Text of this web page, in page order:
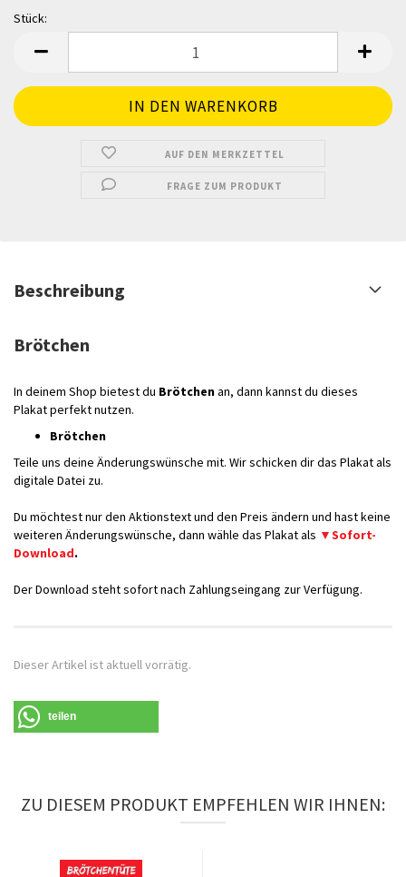
Stück:
AUF DEN MERKZETTEL
FRAGE ZUM PRODUKT
Beschreibung
Brötchen
In deinem Shop bietest du Brötchenan, dann kannst du dieses
Plakat perfekt nutzen.
Brötchen
Teile uns deine Änderungswünsche mit. Wir schicken dir das Plakat als
digitale Datei zu.
Du möchtest nur den Aktionstext und den Preis ändern und hast keine
weiteren Änderungswünsche, dann wähle das Plakat als ▼Sofort-
Download.
Der Download steht sofort nach Zahlungseingang zur Verfügung.
Dieser Artikel ist aktuell vorrätig.
teilen
ZU DIESEM PRODUKT EMPFEHLEN WIR IHNEN: